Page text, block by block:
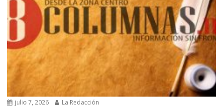
julio 7, 2026 La Redacción